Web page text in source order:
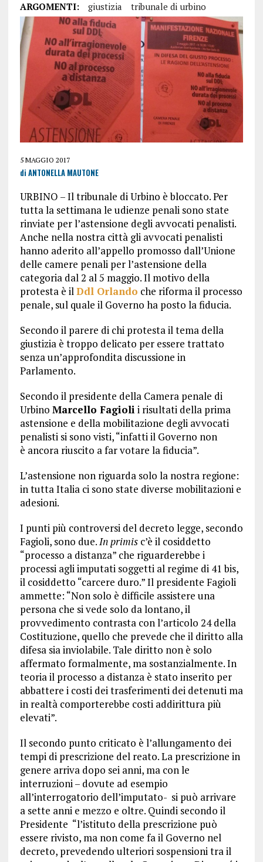
ARGOMENTI: giustizia tribunale di urbino
5 MAGGIO 2017
di ANTONELLA MAUTONE
URBINO – Il tribunale di Urbino è bloccato. Per
tutta la settimana le udienze penali sono state
rinviate per l’astensione degli avvocati penalisti.
Anche nella nostra città gli avvocati penalisti
hanno aderito all’appello promosso dall’Unione
delle camere penali per l’astensione della
categoria dal 2 al 5 maggio. Il motivo della
protesta è ilDdl Orlando che riforma il processo
penale, sul quale il Governo ha posto la fiducia.
Secondo il parere di chi protesta il tema della
giustizia è troppo delicato per essere trattato
senza un’approfondita discussione in
Parlamento.
Secondo il presidente della Camera penale di
Urbino Marcello Fagioli i risultati della prima
astensione e della mobilitazione degli avvocati
penalisti si sono visti, “infatti il Governo non
è ancora riuscito a far votare la fiducia”.
L’astensione non riguarda solo la nostra regione:
in tutta Italia ci sono state diverse mobilitazioni e
adesioni.
I punti più controversi del decreto legge, secondo
Fagioli, sono due.In primisc’è il cosiddetto
“processo a distanza” che riguarderebbe i
processi agli imputati soggetti al regime di 41 bis,
il cosiddetto “carcere duro.” Il presidente Fagioli
ammette: “Non solo è difficile assistere una
persona che si vede solo da lontano, il
provvedimento contrasta con l’articolo 24 della
Costituzione, quello che prevede che il diritto alla
difesa sia inviolabile. Tale diritto non è solo
affermato formalmente, ma sostanzialmente. In
teoria il processo a distanza è stato inserito per
abbattere i costi dei trasferimenti dei detenuti ma
in realtà comporterebbe costi addirittura più
elevati”.
Il secondo punto criticato è l’allungamento dei
tempi di prescrizione del reato. La prescrizione in
genere arriva dopo sei anni, ma con le
interruzioni – dovute ad esempio
all’interrogatorio dell’imputato- si può arrivare
a sette anni e mezzo e oltre. Quindi secondo il
Presidente “l’istituto della prescrizione può
essere rivisto, ma non come fa il Governo nel
decreto, prevedendo ulteriori sospensioni tra il